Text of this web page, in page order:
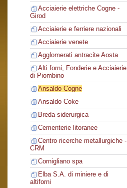
Acciaierie elettriche Cogne -
Girod
Acciaierie e ferriere nazionali
Acciaierie venete
Agglomerati antracite Aosta
Alti forni, Fonderie e Acciaierie
di Piombino
Ansaldo Cogne
Ansaldo Coke
Breda siderurgica
Cementerie litoranee
Centro ricerche metallurgiche -
CRM
Cornigliano spa
Elba S.A. di miniere e di
altiforni